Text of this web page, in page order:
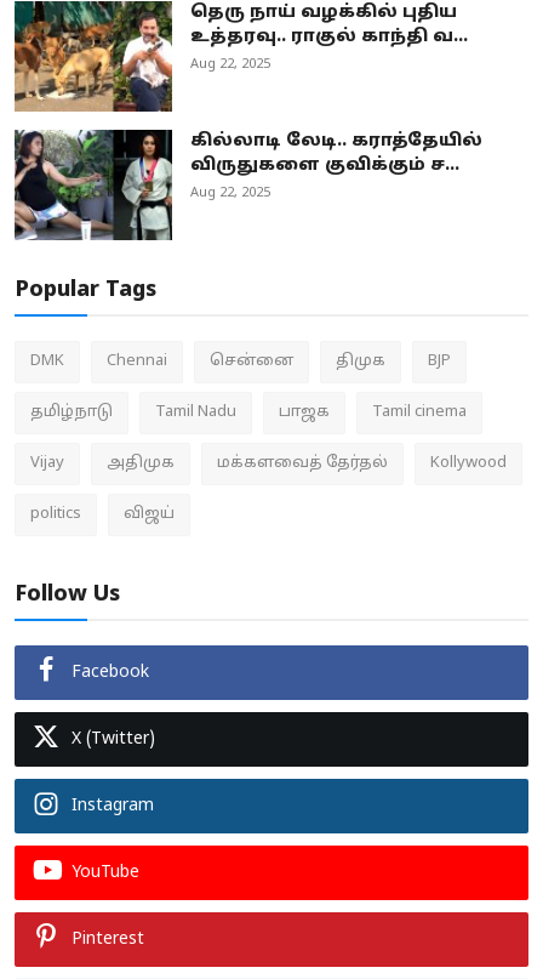
தெரு நாய் வழக்கில் புதிய
உத்தரவு.. ராகுல் காந்தி வ...
Aug 22, 2025
கில்லாடி லேடி.. கராத்தேயில்
விருதுகளை குவிக்கும் ச...
Aug 22, 2025
Popular Tags
DMK Chennai சென்னை திமுக BJP
தமிழ்நாடு Tamil Nadu பாஜக Tamil cinema
Vijay அதிமுக மக்களவைத் தேர்தல் Kollywood
politics விஜய்
Follow Us
Facebook
X (Twitter)
Instagram
YouTube
Pinterest